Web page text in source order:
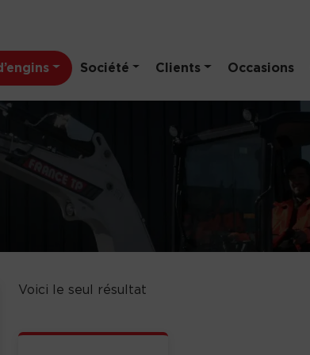
Société Clients Occasions
Voici le seul résultat